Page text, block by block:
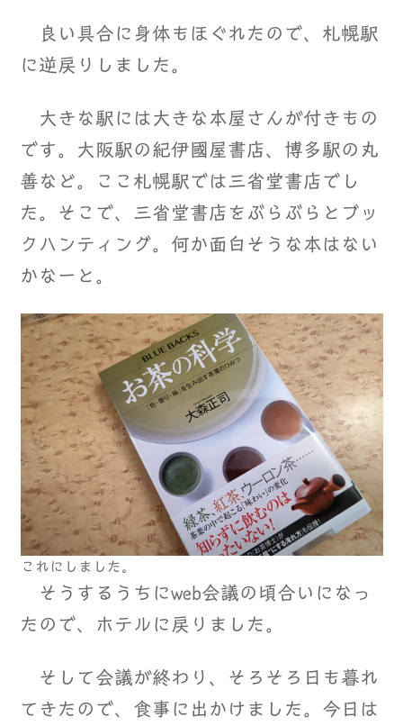
良い具合に身体もほぐれたので、札幌駅
に逆戻りしました。
大きな駅には大きな本屋さんが付きもの
です。大阪駅の紀伊國屋書店、博多駅の丸
善など。ここ札幌駅では三省堂書店でし
た。そこで、三省堂書店をぶらぶらとブッ
クハンティング。何か面白そうな本はない
かなーと。
これにしました。
そうするうちにweb会議の頃合いになっ
たので、ホテルに戻りました。
そして会議が終わり、そろそろ日も暮れ
てきたので、食事に出かけました。今日は